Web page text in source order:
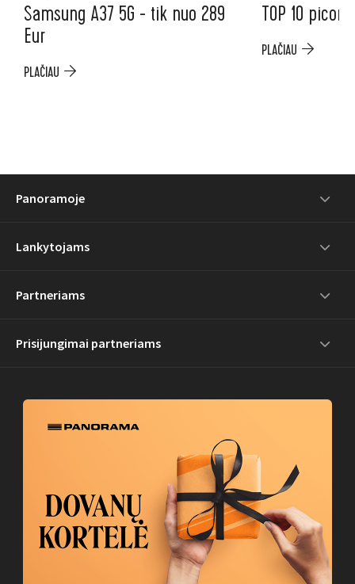
Samsung A37 5G - tik nuo 289
Eur
PLAČIAU
TOP 10
PLAČIAU
Panoramoje
Lankytojams
Partneriams
Prisijungimai partneriams